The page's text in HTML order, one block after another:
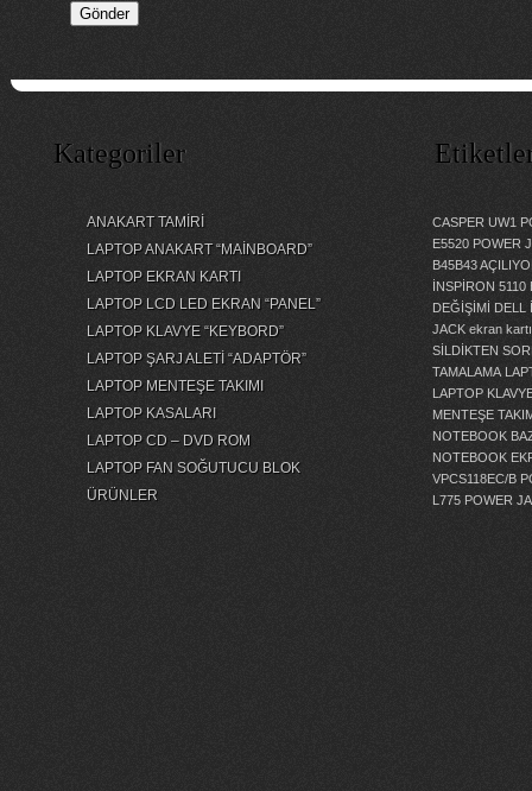
Kategoriler
ANAKART TAMİRİ
LAPTOP ANAKART “MAİNBOARD”
LAPTOP EKRAN KARTI
LAPTOP LCD LED EKRAN “PANEL”
LAPTOP KLAVYE “KEYBORD”
LAPTOP ŞARJ ALETİ “ADAPTÖR”
LAPTOP MENTEŞE TAKIMI
LAPTOP KASALARI
LAPTOP CD – DVD ROM
LAPTOP FAN SOĞUTUCU BLOK
ÜRÜNLER
CASPER UW1
E5520 POWER
B45B43
İNSPİRON
DEĞİŞİMİ
DELL
JACK ekran
SİLDİKTEN
TAMALAMA
LAPTOP
MENTEŞE
NOTEBOOK
NOTEBOOK
VPCS118EC/B
L775 POWER